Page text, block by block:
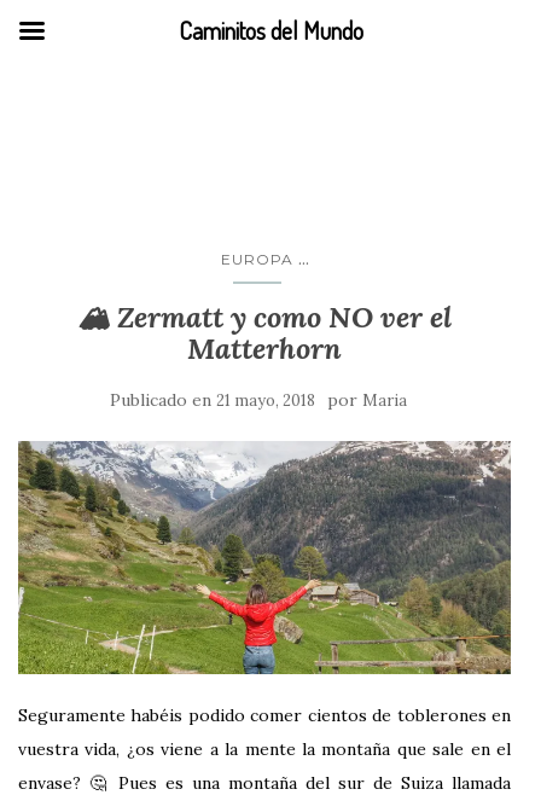
EUROPA ...
🏔️ Zermatt y como NO ver el
Matterhorn
Publicado en 21 mayo, 2018 por Maria
Seguramente habéis podido comer cientos de toblerones en
vuestra vida, ¿os viene a la mente la montaña que sale en el
envase? 🤔 Pues es una montaña del sur de Suiza llamada
Caminitos del Mundo